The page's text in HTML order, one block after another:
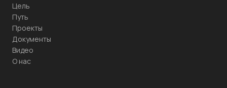
Цель
Путь
Проекты
Документы
Видео
О нас